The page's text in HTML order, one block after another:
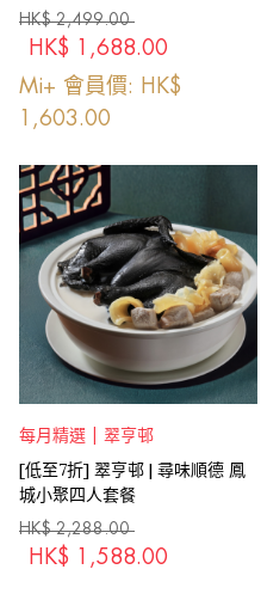
HK$ 2,499.00
HK$ 1,688.00
Mi+ 會員價: HK$
1,603.00
每月精選 | 翠亨邨
[低至7折] 翠亨邨 | 尋味順德 鳳
城小聚四人套餐
HK$ 2,288.00
HK$ 1,588.00